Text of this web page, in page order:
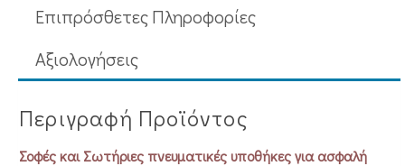
Επιπρόσθετες Πληροφορίες
Aξιολογήσεις
Περιγραφή Προϊόντος
Σοφές και Σωτήριες πνευματικές υποθήκες για ασφαλή